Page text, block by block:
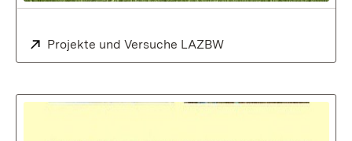
Extern:
Projekte und Versuche LAZBW